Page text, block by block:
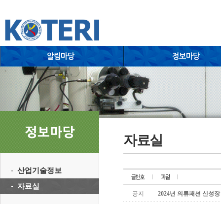
산업기술정보
자료실
자료실
공지 2024년 의류패션 신성